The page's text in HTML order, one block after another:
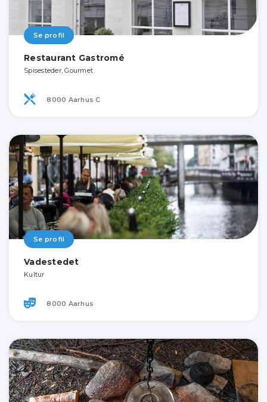
Se profil
Restaurant Gastromé
Spisesteder, Gourmet
8000 Aarhus C
Se profil
Vadestedet
Kultur
8000 Aarhus